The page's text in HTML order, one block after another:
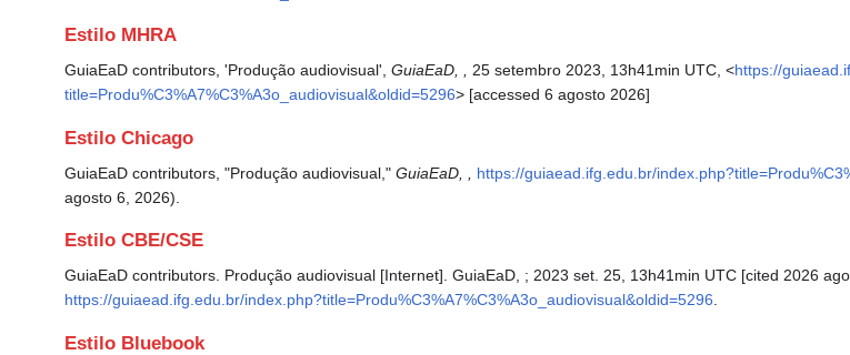
Estilo MHRA
GuiaEaD contributors, 'Produção audiovisual', GuiaEaD, , 25 setembro 2023, 13h41min UTC, <https://
title=Produ%C3%A7%C3%A3o_audiovisual&oldid=5296> [accessed 6 agosto 2026]
Estilo Chicago
GuiaEaD contributors, "Produção audiovisual," GuiaEaD, , https://guiaead.ifg.edu.br/
agosto 6, 2026).
Estilo CBE/CSE
GuiaEaD contributors. Produção audiovisual [Internet]. GuiaEaD, ; 2023 set. 25, 13h41min UTC [cited 2026
https://guiaead.ifg.edu.br/index.php?title=Produ%C3%A7%C3%A3o_audiovisual&oldid=5296.
Estilo Bluebook